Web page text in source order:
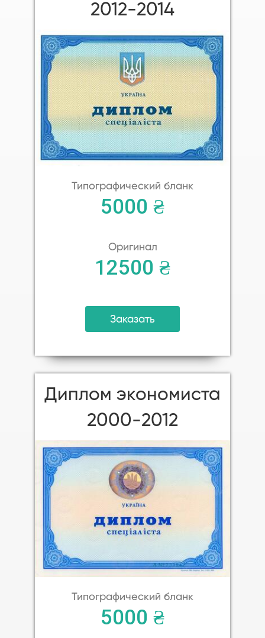
2012-2014
Типографический бланк
5000 ₴
Оригинал
12500 ₴
Заказать
Диплом экономиста
2000-2012
Типографический бланк
5000 ₴